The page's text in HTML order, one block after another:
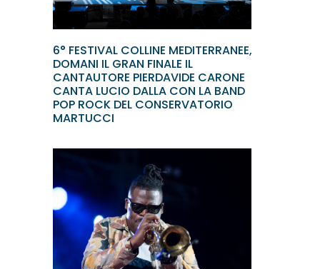
6° FESTIVAL COLLINE MEDITERRANEE,
DOMANI IL GRAN FINALE IL
CANTAUTORE PIERDAVIDE CARONE
CANTA LUCIO DALLA CON LA BAND
POP ROCK DEL CONSERVATORIO
MARTUCCI